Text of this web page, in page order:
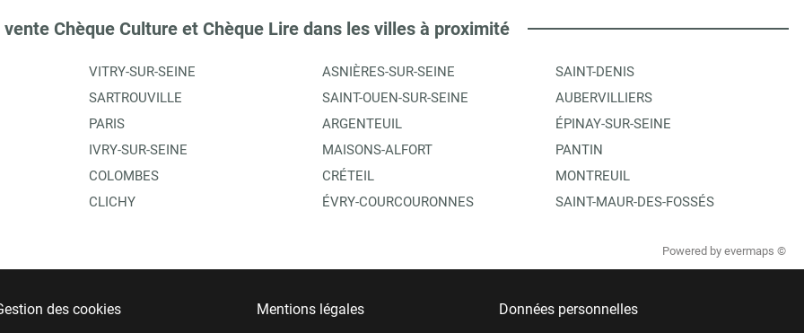
Chèque Culture et Chèque Lire dans les villes à proximité
VITRY-SUR-SEINE
SARTROUVILLE
PARIS
IVRY-SUR-SEINE
COLOMBES
CLICHY
ASNIÈRES-SUR-SEINE
SAINT-OUEN-SUR-SEINE
ARGENTEUIL
MAISONS-ALFORT
CRÉTEIL
ÉVRY-COURCOURONNES
SAINT-DENIS
AUBERVILLIERS
ÉPINAY-SUR-SEINE
PANTIN
MONTREUIL
SAINT-MAUR-DES-FOSSÉS
Powered by evermaps ©
des cookies Mentions légales Données personnelles